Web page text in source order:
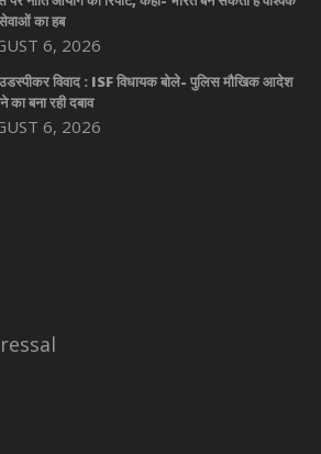
का हब
6, 2026
विवाद : ISF विधायक बोले- पुलिस मौखिक आदेश
का बना रही दबाव
6, 2026